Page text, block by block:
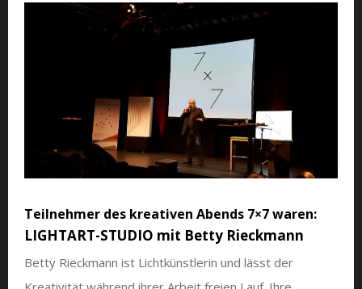
Teilnehmer des kreativen Abends 7×7 waren:
LIGHTART-STUDIO mit Betty Rieckmann
Betty Rieckmann ist Lichtkünstlerin und lässt der